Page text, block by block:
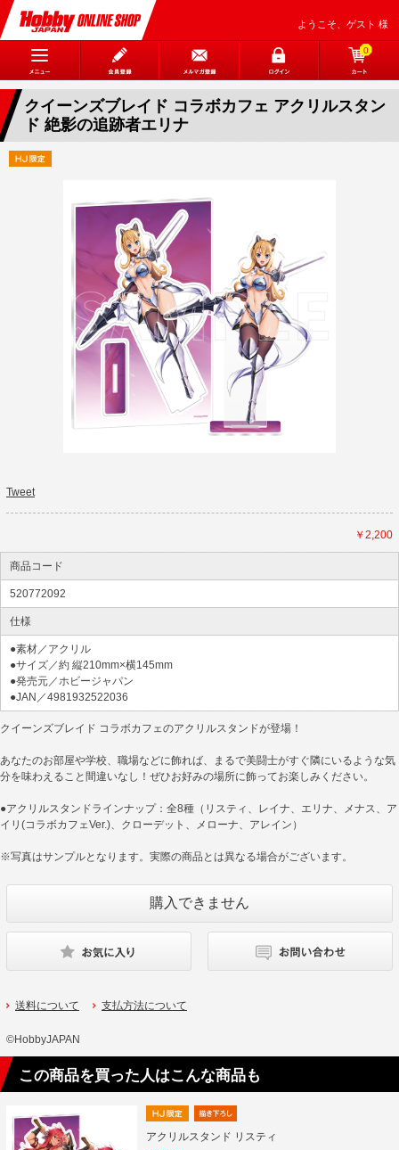
ようこそ、ゲスト 様
0
クイーンズブレイド コラボカフェ アクリルスタン
ド 絶影の追跡者エリナ
Tweet
￥2,200
商品コード
520772092
仕様
●素材／アクリル
●サイズ／約 縦210mm×横145mm
●発売元／ホビージャパン
●JAN／4981932522036
クイーンズブレイド コラボカフェのアクリルスタンドが登場！
あなたのお部屋や学校、職場などに飾れば、まるで美闘士がすぐ隣にいるような気
分を味わえること間違いなし！ぜひお好みの場所に飾ってお楽しみください。
●アクリルスタンドラインナップ：全8種（リスティ、レイナ、エリナ、メナス、ア
イリ(コラボカフェVer.)、クローデット、メローナ、アレイン）
※写真はサンプルとなります。実際の商品とは異なる場合がございます。
送料について 支払方法について
©HobbyJAPAN
この商品を買った人はこんな商品も
アクリルスタンド リスティ